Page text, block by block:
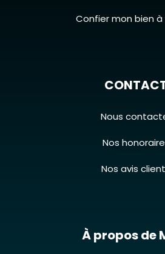
Confier mon bien à
Nous
Nos
Nos avis
À propos de